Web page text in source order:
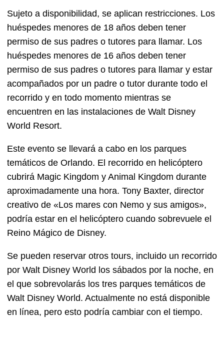
Sujeto a disponibilidad, se aplican restricciones. Los
huéspedes menores de 18 años deben tener
permiso de sus padres o tutores para llamar. Los
huéspedes menores de 16 años deben tener
permiso de sus padres o tutores para llamar y estar
acompañados por un padre o tutor durante todo el
recorrido y en todo momento mientras se
encuentren en las instalaciones de Walt Disney
World Resort.
Este evento se llevará a cabo en los parques
temáticos de Orlando. El recorrido en helicóptero
cubrirá Magic Kingdom y Animal Kingdom durante
aproximadamente una hora. Tony Baxter, director
creativo de «Los mares con Nemo y sus amigos»,
podría estar en el helicóptero cuando sobrevuele el
Reino Mágico de Disney.
Se pueden reservar otros tours, incluido un recorrido
por Walt Disney World los sábados por la noche, en
el que sobrevolarás los tres parques temáticos de
Walt Disney World. Actualmente no está disponible
en línea, pero esto podría cambiar con el tiempo.